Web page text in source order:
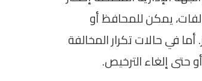
تصحيح المخالفات، يمكن للمحافظ أو
في حالات تكرار المخالفة
حتى إلغاء الترخيص.